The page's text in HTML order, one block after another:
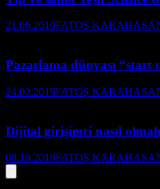
21.06.2019FATOŞ
Pazarlama dünyası “start
24.02.2019FATOŞ
Dijital girişimci nasıl
08.10.2018FATOŞ